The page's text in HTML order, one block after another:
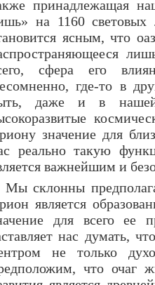
принадлежащая
на 1160 световых
ясным, что
сфера его
где-то в
даже и в нашей
значение для
реально такую
важнейшим и
Мы склонны
является
для всего ее
нас думать,
не только
что очаг